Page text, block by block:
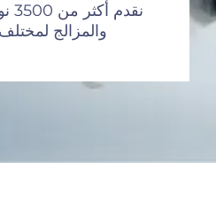
والمزالج